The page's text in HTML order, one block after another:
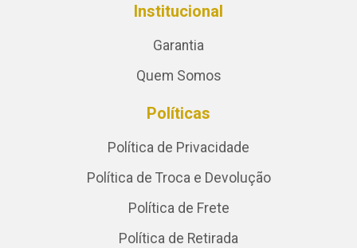
Institucional
Garantia
Quem Somos
Políticas
Política de Privacidade
Política de Troca e Devolução
Política de Frete
Política de Retirada